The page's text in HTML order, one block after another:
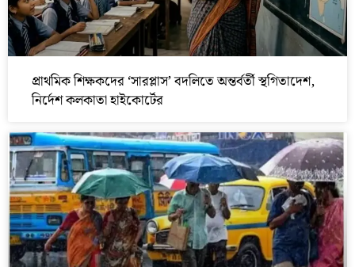
প্রাথমিক শিক্ষকদের ‘সারপ্লাস’ বদলিতে অন্তর্বর্তী স্থগিতাদেশ,
নির্দেশ কলকাতা হাইকোর্টের